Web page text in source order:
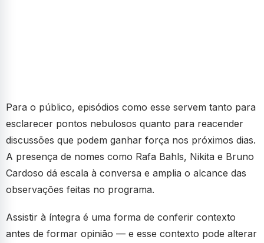
Para o público, episódios como esse servem tanto para
esclarecer pontos nebulosos quanto para reacender
discussões que podem ganhar força nos próximos dias.
A presença de nomes como Rafa Bahls, Nikita e Bruno
Cardoso dá escala à conversa e amplia o alcance das
observações feitas no programa.
Assistir à íntegra é uma forma de conferir contexto
antes de formar opinião — e esse contexto pode alterar